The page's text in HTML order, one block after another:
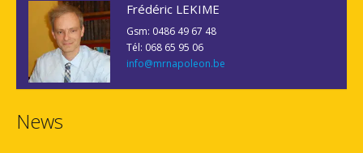
Frédéric LEKIME
Gsm: 0486 49 67 48
Tél: 068 65 95 06
info@mrnapoleon.be
News